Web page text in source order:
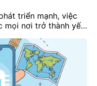
triển mạnh, việc
mọi nơi trở thành yếu
ngoài, xếp hàng
đắt đỏ. Tuy […]